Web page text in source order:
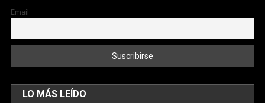
Email
LO MÁS LEÍDO